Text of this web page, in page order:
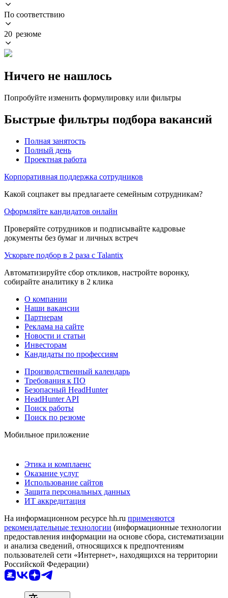
По соответствию
20 резюме
Ничего не нашлось
Попробуйте изменить формулировку или фильтры
Быстрые фильтры подбора вакансий
Полная занятость
Полный день
Проектная работа
Корпоративная поддержка сотрудников
Какой соцпакет вы предлагаете семейным сотрудникам?
Оформляйте кандидатов онлайн
Проверяйте сотрудников и подписывайте кадровые
документы без бумаг и личных встреч
Ускорьте подбор в 2 раза с Talantix
Автоматизируйте сбор откликов, настройте воронку,
собирайте аналитику в 2 клика
О компании
Наши вакансии
Партнерам
Реклама на сайте
Новости и статьи
Инвесторам
Кандидаты по профессиям
Производственный календарь
Требования к ПО
Безопасный HeadHunter
HeadHunter API
Поиск работы
Поиск по резюме
Мобильное приложение
Этика и комплаенс
Оказание услуг
Использование сайтов
Защита персональных данных
ИТ аккредитация
На информационном ресурсе hh.ru применяются
рекомендательные технологии (информационные технологии
предоставления информации на основе сбора, систематизации
и анализа сведений, относящихся к предпочтениям
пользователей сети «Интернет», находящихся на территории
Российской Федерации)